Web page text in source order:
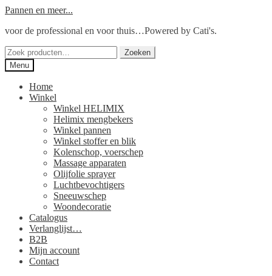
Ga
naar
Ga
de
Pannen en meer...
voor de professional en voor thuis…Powered by Cati's.
Zoeken
naar:
Zoeken
Menu
Home
Winkel
Winkel HELIMIX
Helimix mengbekers
Winkel pannen
Winkel stoffer en blik
Kolenschop, voerschep
Massage apparaten
Olijfolie sprayer
Luchtbevochtigers
Sneeuwschep
Woondecoratie
Catalogus
Verlanglijst…
B2B
Mijn account
Contact